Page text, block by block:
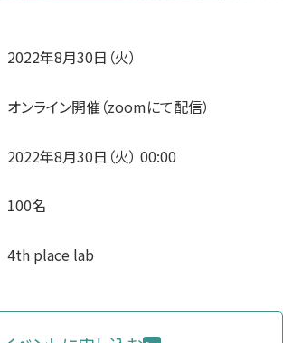
2022年8月30日（火）
オンライン開催（zoomにて配信）
2022年8月30日（火） 00:00
100名
4th place lab